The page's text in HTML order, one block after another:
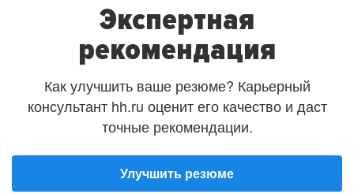
Экспертная
рекомендация
Как улучшить ваше резюме? Карьерный
консультант hh.ru оценит его качество и даст
точные рекомендации.
Улучшить резюме